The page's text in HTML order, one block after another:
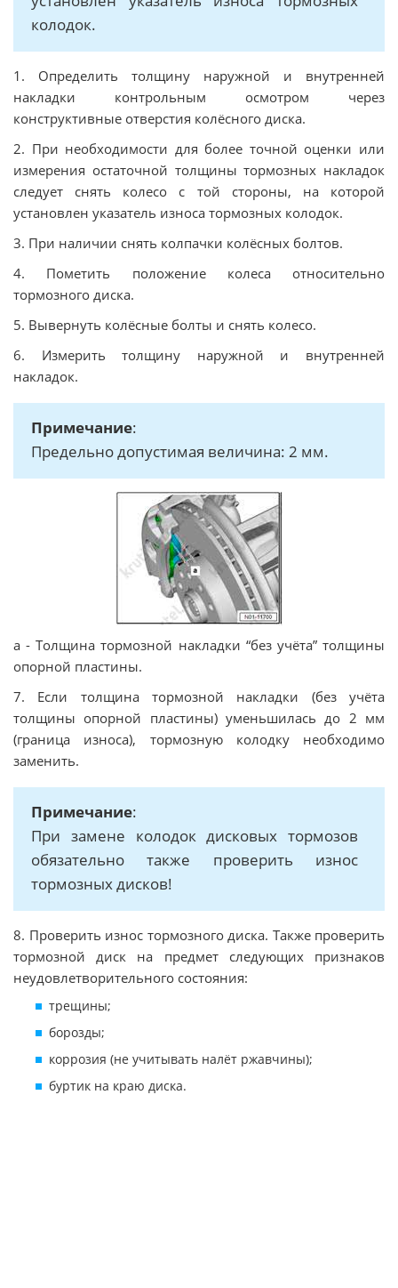
колодок.
1. Определить толщину наружной и внутренней
накладки контрольным осмотром через
конструктивные отверстия колёсного диска.
2. При необходимости для более точной оценки или
измерения остаточной толщины тормозных накладок
следует снять колесо с той стороны, на которой
установлен указатель износа тормозных колодок.
3. При наличии снять колпачки колёсных болтов.
4. Пометить положение колеса относительно
тормозного диска.
5. Вывернуть колёсные болты и снять колесо.
6. Измерить толщину наружной и внутренней
накладок.
Примечание:
Предельно допустимая величина: 2 мм.
a - Толщина тормозной накладки “без учёта” толщины
опорной пластины.
7. Если толщина тормозной накладки (без учёта
толщины опорной пластины) уменьшилась до 2 мм
(граница износа), тормозную колодку необходимо
заменить.
Примечание:
При замене колодок дисковых тормозов
обязательно также проверить износ
тормозных дисков!
8. Проверить износ тормозного диска. Также проверить
тормозной диск на предмет следующих признаков
неудовлетворительного состояния:
трещины;
борозды;
коррозия (не учитывать налёт ржавчины);
буртик на краю диска.